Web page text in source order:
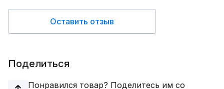
Оставить отзыв
Поделиться
Понравился товар? Поделитесь им со